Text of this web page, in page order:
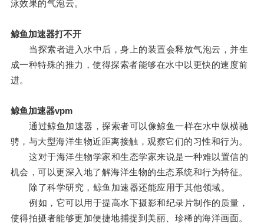
泳效果的气泡云。
鲸鱼加速器打不开
当探索者进入水中后，身上的装置会释放气泡云，并生
成一种特殊的推力，使得探索者能够在水中以更快的速度前
进。
鲸鱼加速器vpm
通过鲸鱼加速器，探索者可以像鲸鱼一样在水中纵横驰
骋，与大型海洋生物近距离接触，观察它们的习性和行为。
这对于海洋生物学家和生态学家来说是一种难以置信的
机会，可以更深入地了解海洋生物的生态系统和行为特征。
除了科学研究，鲸鱼加速器还能应用于其他领域。
例如，它可以用于提高水下摄影和纪录片制作的质量，
使得拍摄者能够更加便捷地捕捉到美丽、珍稀的海洋画面。